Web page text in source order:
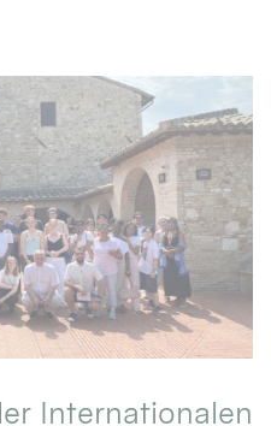
Internationalen